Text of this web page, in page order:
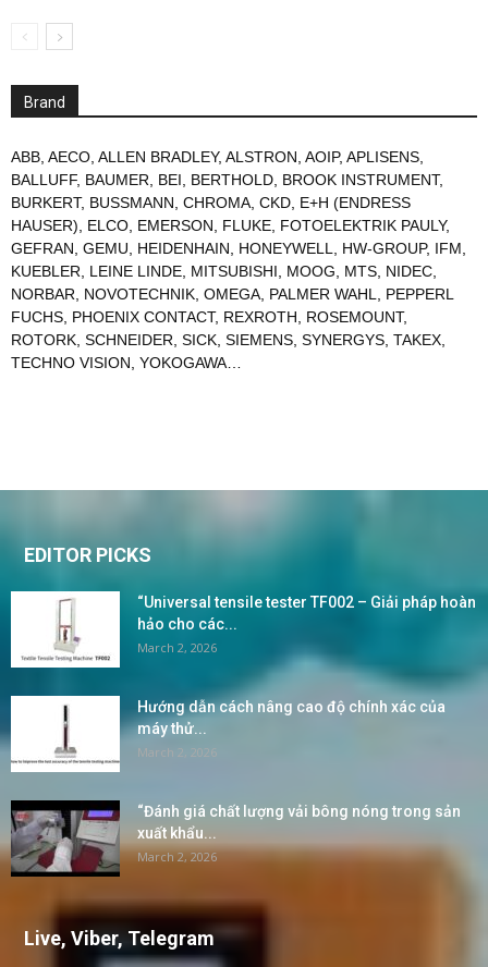
Brand
ABB, AECO, ALLEN BRADLEY, ALSTRON, AOIP, APLISENS,
BALLUFF, BAUMER, BEI, BERTHOLD, BROOK INSTRUMENT,
BURKERT, BUSSMANN, CHROMA, CKD, E+H (ENDRESS
HAUSER), ELCO, EMERSON, FLUKE, FOTOELEKTRIK PAULY,
GEFRAN, GEMU, HEIDENHAIN, HONEYWELL, HW-GROUP, IFM,
KUEBLER, LEINE LINDE, MITSUBISHI, MOOG, MTS, NIDEC,
NORBAR, NOVOTECHNIK, OMEGA, PALMER WAHL, PEPPERL
FUCHS, PHOENIX CONTACT, REXROTH, ROSEMOUNT,
ROTORK, SCHNEIDER, SICK, SIEMENS, SYNERGYS, TAKEX,
TECHNO VISION, YOKOGAWA…
EDITOR PICKS
“Universal tensile tester TF002 – Giải pháp hoàn
hảo cho các...
March 2, 2026
Hướng dẫn cách nâng cao độ chính xác của
máy thử...
March 2, 2026
“Đánh giá chất lượng vải bông nóng trong sản
xuất khẩu...
March 2, 2026
Live, Viber, Telegram